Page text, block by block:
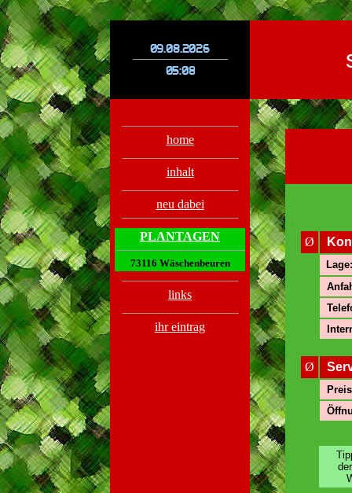
.
home
inhalt
neu dabei
PLANTAGEN
73116 Wäschenbeuren
links
ihr eintrag
.
Ø
Lage:
Ø